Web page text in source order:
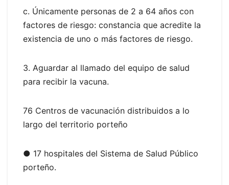
c. Únicamente personas de 2 a 64 años con
factores de riesgo: constancia que acredite la
existencia de uno o más factores de riesgo.
3. Aguardar al llamado del equipo de salud
para recibir la vacuna.
76 Centros de vacunación distribuidos a lo
largo del territorio porteño
● 17 hospitales del Sistema de Salud Público
porteño.